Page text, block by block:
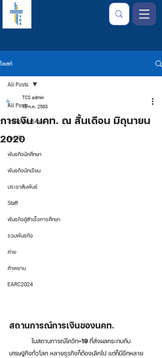
โพสต์
All Posts
จากใจเลขาธิการ
การเงิน
พันธกิจนักศึกษา
พันธกิจนักเรียน
ประชาสัมพันธ์
Staff
พันธกิจผู้สำเร็จการศึกษา
รวมพันธกิจ
ค่าย
คำพยาน
EARC2024
All Posts
การเงิน นคท. ณ สิ้นเดือน มิถุนายน
2020
TCS admin
15 ก.ค. 2563
สถานการณ์การเงินของนคท.
           ในสถานการณ์โควิท
-19 ที่ส่งผลกระทบกับ
เศรษฐกิจทั่วโลก หลายธุรกิจก็ต้องเลิกไป แต่ก็มีอีกหลาย